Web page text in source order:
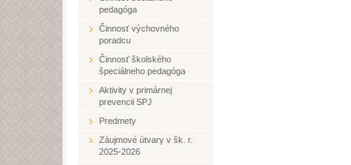
pedagóga
Činnosť výchovného
poradcu
Činnosť školského
špeciálneho pedagóga
Aktivity v primárnej
prevencii SPJ
Predmety
Záujmové útvary v šk. r.
2025-2026